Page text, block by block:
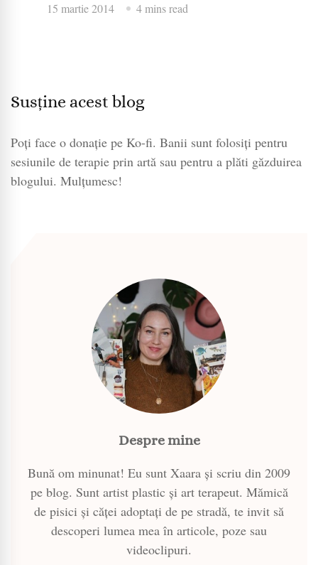
15 martie 2014 4 mins read
Susține acest blog
Poți face o donație pe Ko-fi. Banii sunt folosiți pentru
sesiunile de terapie prin artă sau pentru a plăti găzduirea
blogului. Mulțumesc!
Despre mine
Bună om minunat! Eu sunt Xaara și scriu din 2009
pe blog. Sunt artist plastic și art terapeut. Mămică
de pisici și căței adoptați de pe stradă, te invit să
descoperi lumea mea în articole, poze sau
videoclipuri.